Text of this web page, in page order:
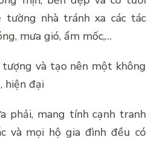
tường nhà tránh xa các tác
mưa gió, ẩm mốc,…
và tạo nên một không
hiện đại
phải, mang tính cạnh tranh
và mọi hộ gia đình đều có